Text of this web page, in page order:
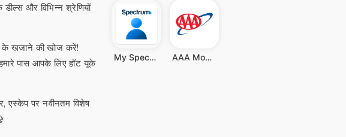
और विभिन्न श्रेणियों
के खजाने की खोज करें!
पास आपके लिए हॉट यूके
एस्केप पर नवीनतम विशेष
My Spectrum AAA Mobile